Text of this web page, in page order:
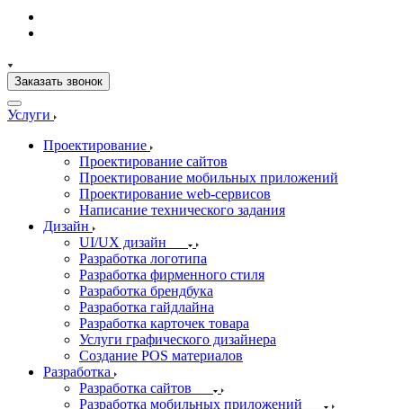
Заказать звонок
Услуги
Проектирование
Проектирование сайтов
Проектирование мобильных приложений
Проектирование web-сервисов
Написание технического задания
Дизайн
UI/UX дизайн
Разработка логотипа
Разработка фирменного стиля
Разработка брендбука
Разработка гайдлайна
Разработка карточек товара
Услуги графического дизайнера
Создание POS материалов
Разработка
Разработка сайтов
Разработка мобильных приложений